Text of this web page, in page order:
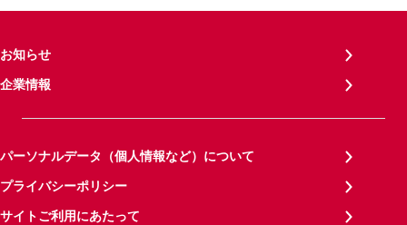
お知らせ
企業情報
パーソナルデータ（個人情報など）について
プライバシーポリシー
サイトご利用にあたって